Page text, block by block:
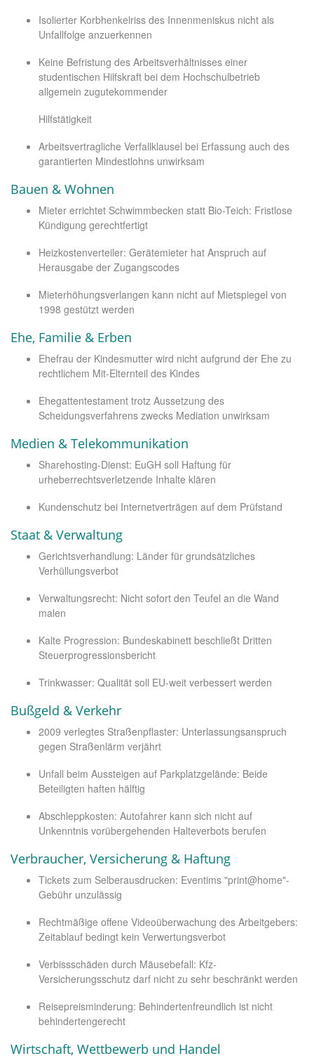
Isolierter Korbhenkelriss des Innenmeniskus nicht als
Unfallfolge anzuerkennen
Keine Befristung des Arbeitsverhältnisses einer
studentischen Hilfskraft bei dem Hochschulbetrieb
allgemein zugutekommender
Hilfstätigkeit
Arbeitsvertragliche Verfallklausel bei Erfassung auch des
garantierten Mindestlohns unwirksam
Bauen & Wohnen
Mieter errichtet Schwimmbecken statt Bio-Teich: Fristlose
Kündigung gerechtfertigt
Heizkostenverteiler: Gerätemieter hat Anspruch auf
Herausgabe der Zugangscodes
Mieterhöhungsverlangen kann nicht auf Mietspiegel von
1998 gestützt werden
Ehe, Familie & Erben
Ehefrau der Kindesmutter wird nicht aufgrund der Ehe zu
rechtlichem Mit-Elternteil des Kindes
Ehegattentestament trotz Aussetzung des
Scheidungsverfahrens zwecks Mediation unwirksam
Medien & Telekommunikation
Sharehosting-Dienst: EuGH soll Haftung für
urheberrechtsverletzende Inhalte klären
Kundenschutz bei Internetverträgen auf dem Prüfstand
Staat & Verwaltung
Gerichtsverhandlung: Länder für grundsätzliches
Verhüllungsverbot
Verwaltungsrecht: Nicht sofort den Teufel an die Wand
malen
Kalte Progression: Bundeskabinett beschließt Dritten
Steuerprogressionsbericht
Trinkwasser: Qualität soll EU-weit verbessert werden
Bußgeld & Verkehr
2009 verlegtes Straßenpflaster: Unterlassungsanspruch
gegen Straßenlärm verjährt
Unfall beim Aussteigen auf Parkplatzgelände: Beide
Beteiligten haften hälftig
Abschleppkosten: Autofahrer kann sich nicht auf
Unkenntnis vorübergehenden Halteverbots berufen
Verbraucher, Versicherung & Haftung
Tickets zum Selberausdrucken: Eventims "print@home"-
Gebühr unzulässig
Rechtmäßige offene Videoüberwachung des Arbeitgebers:
Zeitablauf bedingt kein Verwertungsverbot
Verbissschäden durch Mäusebefall: Kfz-
Versicherungsschutz darf nicht zu sehr beschränkt werden
Reisepreisminderung: Behindertenfreundlich ist nicht
behindertengerecht
Wirtschaft, Wettbewerb und Handel